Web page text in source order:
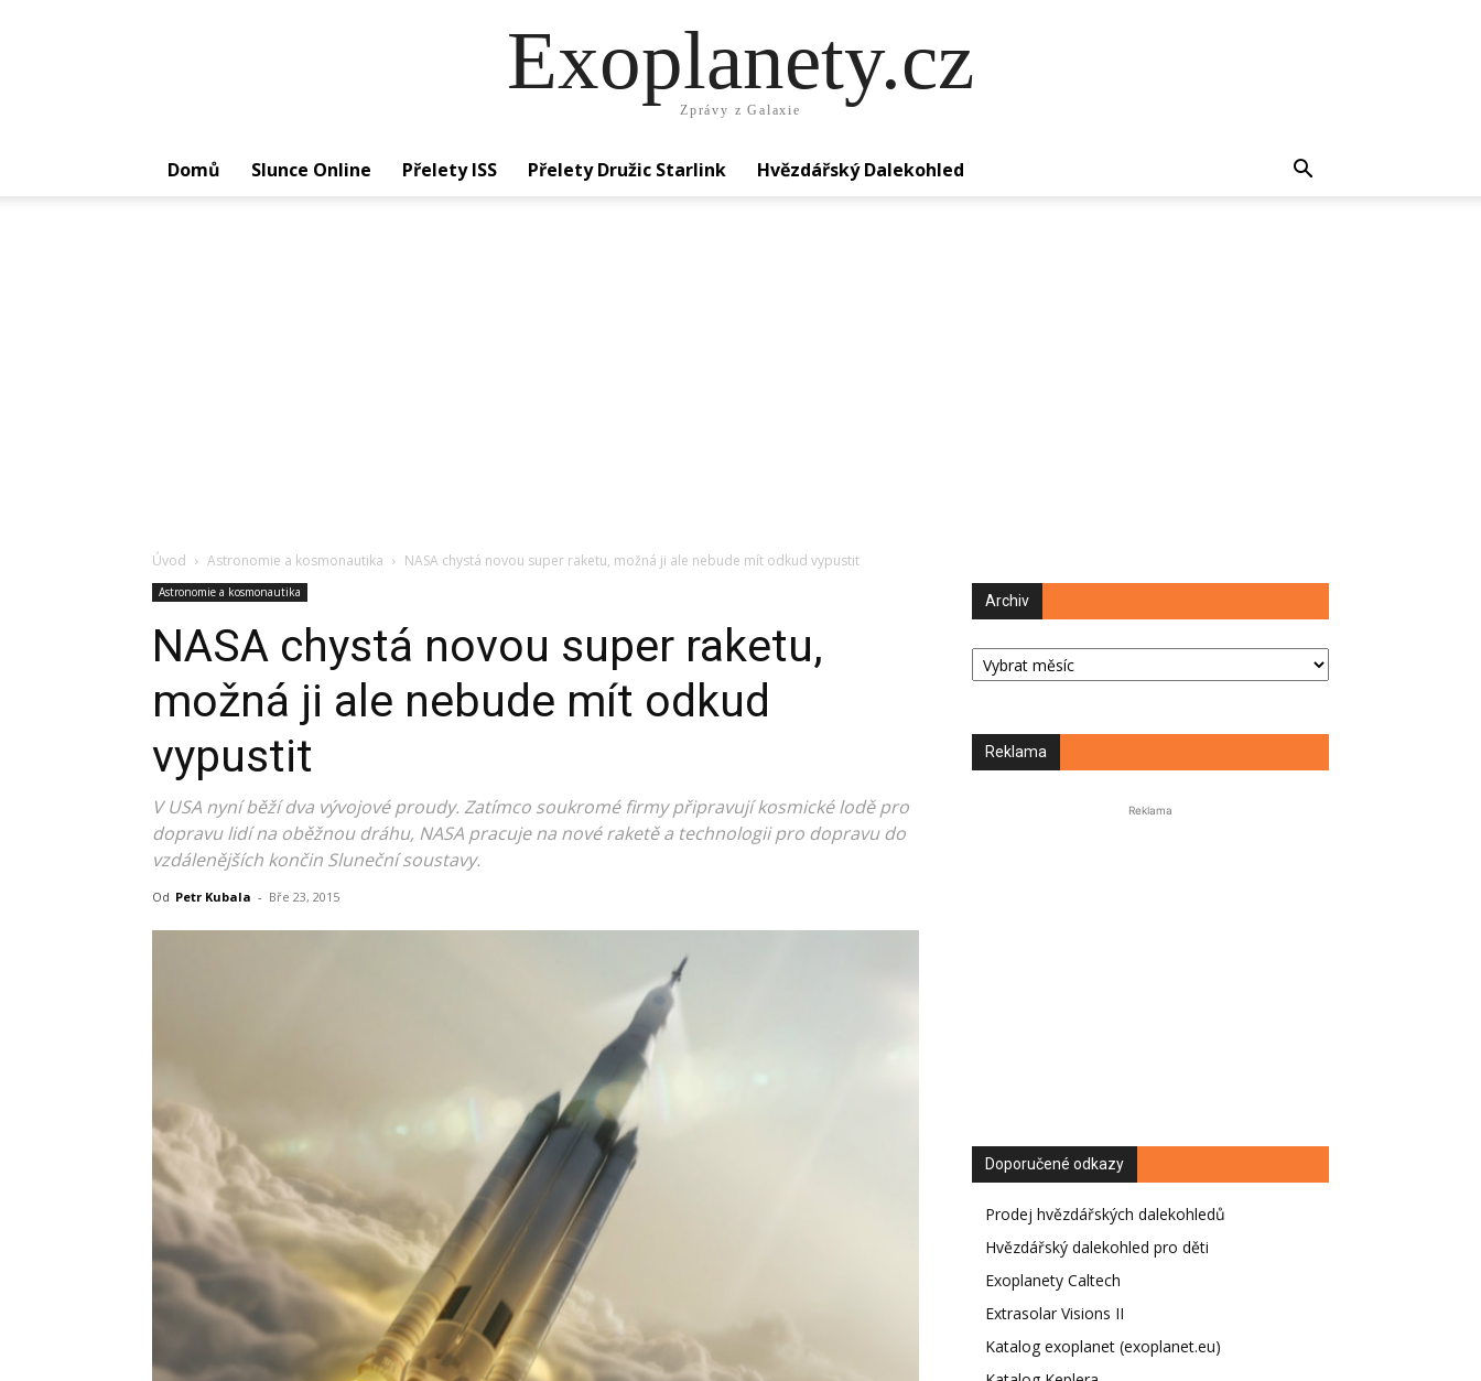
Exoplanety.cz
Zprávy z Galaxie
Domů Slunce Online Přelety ISS Přelety Družic Starlink Hvězdářský Dalekohled
Úvod Astronomie a kosmonautika NASA chystá novou super raketu, možná ji ale nebude mít odkud vypustit
Astronomie a kosmonautika
NASA chystá novou super raketu,
možná ji ale nebude mít odkud
vypustit
V USA nyní běží dva vývojové proudy. Zatímco soukromé firmy připravují kosmické lodě pro
dopravu lidí na oběžnou dráhu, NASA pracuje na nové raketě a technologii pro dopravu do
vzdálenějších končin Sluneční soustavy.
Od Petr Kubala - Bře 23, 2015
Archiv
Archiv
Reklama
Reklama
Doporučené odkazy
Prodej hvězdářských dalekohledů
Hvězdářský dalekohled pro děti
Exoplanety Caltech
Extrasolar Visions II
Katalog exoplanet (exoplanet.eu)